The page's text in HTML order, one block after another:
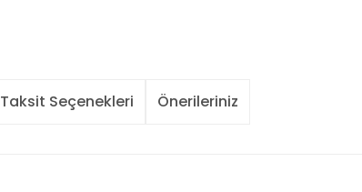
Taksit Seçenekleri Önerileriniz